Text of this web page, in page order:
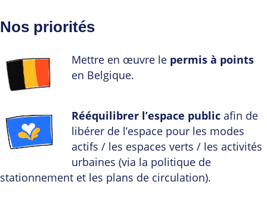
Nos priorités
Mettre en œuvre le permis à points
en Belgique.
Rééquilibrer l’espace public afin de
libérer de l’espace pour les modes
actifs / les espaces verts / les activités
urbaines (via la politique de
stationnement et les plans de circulation).